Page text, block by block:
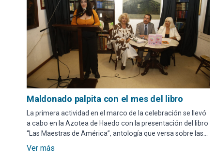
Maldonado palpita con el mes del libro
La primera actividad en el marco de la celebración se llevó
a cabo en la Azotea de Haedo con la presentación del libro
“Las Maestras de América”, antología que versa sobre las
tres grandes poetas: Juana de Ibarbourou de Uruguay,
Ver más